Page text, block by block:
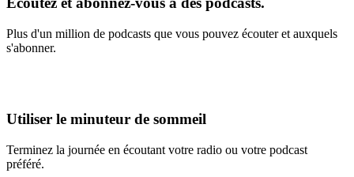
Plus d'un million de podcasts que vous pouvez écouter et auxquels
s'abonner.
Utiliser le minuteur de sommeil
Terminez la journée en écoutant votre radio ou votre podcast
préféré.